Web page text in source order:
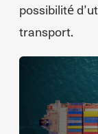
possibilité
transport.